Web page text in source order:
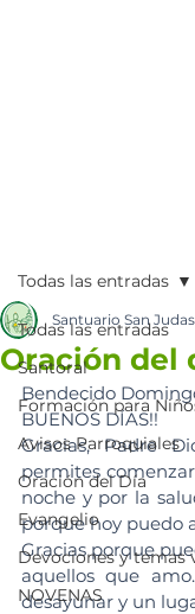
Todas las entradas
Santoral
Formación para
Avisos Parroquiales
Oración del Día
Evangelio
Devociones y temas
NOVENAS
Todas las entradas
Oración del
Santuario San
Bendecido
BUENOS DÍAS!!
Gracias, Padre
permites
noche y por la
porque hoy puedo
Gracias porque
aquellos que
desayunar y un